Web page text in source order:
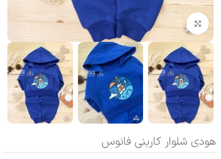
بزرگنمایی تصویر
هودی شلوار کاربنی فانوس